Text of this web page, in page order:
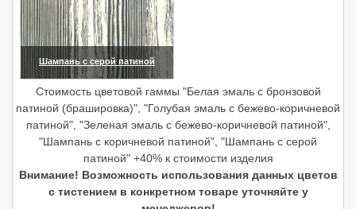
Шампань с серой патиной
Стоимость цветовой гаммы "Белая эмаль с бронзовой
патиной (брашировка)", "Голубая эмаль с бежево-коричневой
патиной", "Зеленая эмаль с бежево-коричневой патиной",
"Шампань с коричневой патиной", "Шампань с серой
патиной" +40% к стоимости изделия
Внимание! Возможность использования данных цветов
с тистением в конкретном товаре уточняйте у